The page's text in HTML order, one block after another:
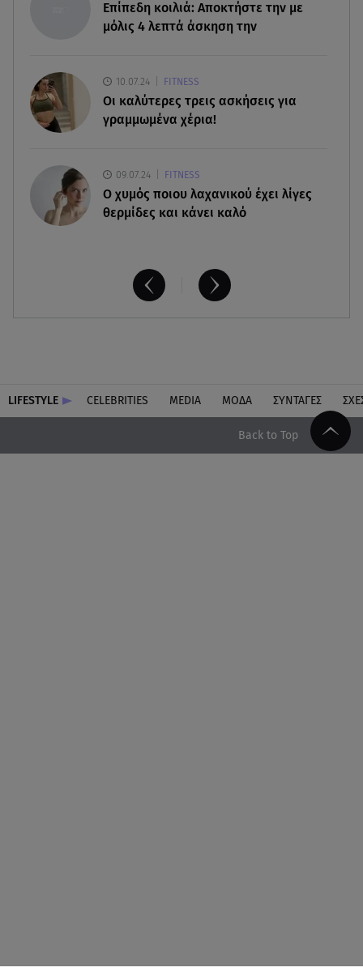
K-beauty blush: Τα viral ρουζ που υπόσχονται το
πολυπόθητο κορεάτικο glow
Παραλίες: Πάνω από 1.500 έλεγχοι - Στη μάχη
drones και νέες τεχνολογίες
Επίπεδη κοιλιά: Αποκτήστε την με
μόλις 4 λεπτά άσκηση την
10.07.24 FITNESS
Οι καλύτερες τρεις ασκήσεις για
γραμμωμένα χέρια!
09.07.24 FITNESS
O χυμός ποιου λαχανικού έχει λίγες
θερμίδες και κάνει καλό
LIFESTYLE CELEBRITIES MEDIA ΜΟΔΑ ΣΥΝΤΑΓΕΣ
Back to Top